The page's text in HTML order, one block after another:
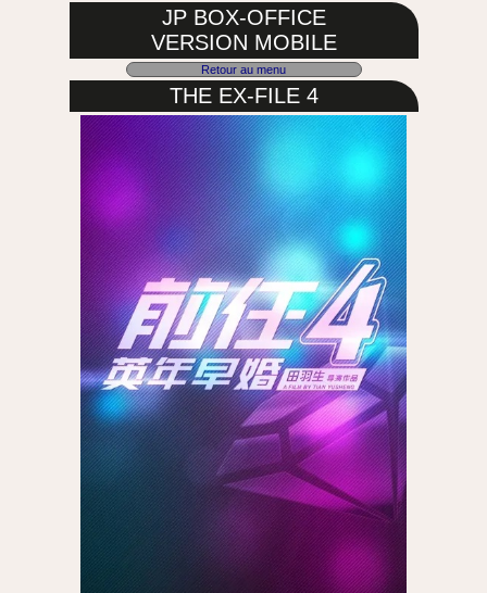
JP BOX-OFFICE
VERSION MOBILE
Retour au menu
THE EX-FILE 4